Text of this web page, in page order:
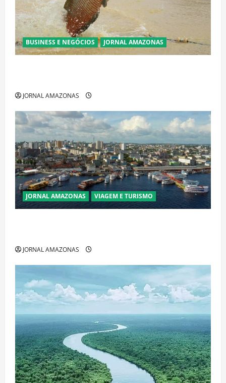
BUSINESS E NEGÓCIOS JORNAL AMAZONAS
JORNAL AMAZONAS
JORNAL AMAZONAS VIAGEM E TURISMO
JORNAL AMAZONAS